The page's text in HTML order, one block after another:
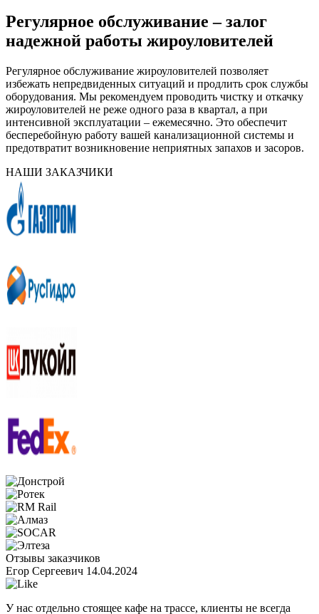
Регулярное обслуживание – залог
надежной работы жироуловителей
Регулярное обслуживание жироуловителей позволяет
избежать непредвиденных ситуаций и продлить срок службы
оборудования. Мы рекомендуем проводить чистку и откачку
жироуловителей не реже одного раза в квартал, а при
интенсивной эксплуатации – ежемесячно. Это обеспечит
бесперебойную работу вашей канализационной системы и
предотвратит возникновение неприятных запахов и засоров.
НАШИ ЗАКАЗЧИКИ
Отзывы заказчиков
Егор Сергеевич 14.04.2024
У нас отдельно стоящее кафе на трассе, клиенты не всегда